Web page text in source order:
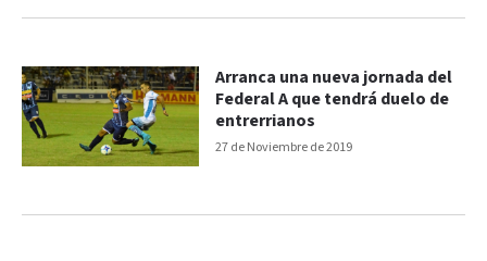
27 de Noviembre de 2019
Arranca una nueva jornada del
Federal A que tendrá duelo de
entrerrianos